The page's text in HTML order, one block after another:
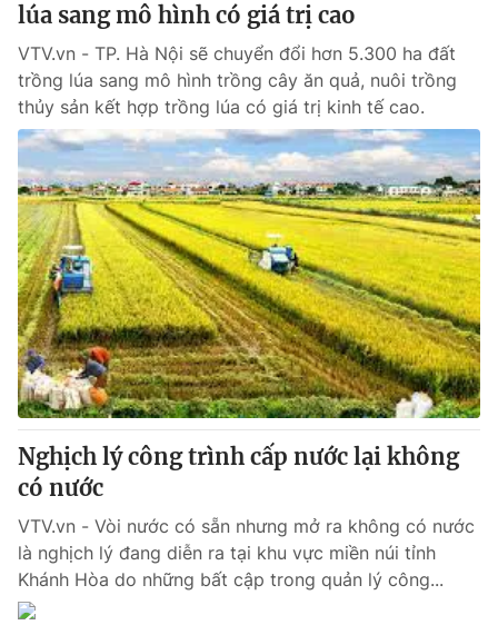
lúa sang mô hình có giá trị cao
VTV.vn - TP. Hà Nội sẽ chuyển đổi hơn 5.300 ha đất
trồng lúa sang mô hình trồng cây ăn quả, nuôi trồng
thủy sản kết hợp trồng lúa có giá trị kinh tế cao.
Nghịch lý công trình cấp nước lại không
có nước
VTV.vn - Vòi nước có sẵn nhưng mở ra không có nước
là nghịch lý đang diễn ra tại khu vực miền núi tỉnh
Khánh Hòa do những bất cập trong quản lý công...